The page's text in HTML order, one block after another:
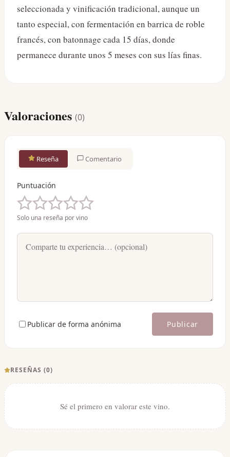
seleccionada y vinificación tradicional, aunque un
tanto especial, con fermentación en barrica de roble
francés, con batonnage cada 15 días, donde
permanece durante unos 5 meses con sus lías finas.
Valoraciones (0)
Reseña Comentario
Puntuación
Solo una reseña por vino
Publicar de forma anónima Publicar
RESEÑAS (0)
Sé el primero en valorar este vino.